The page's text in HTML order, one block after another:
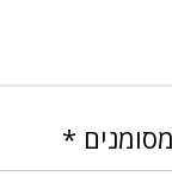
*